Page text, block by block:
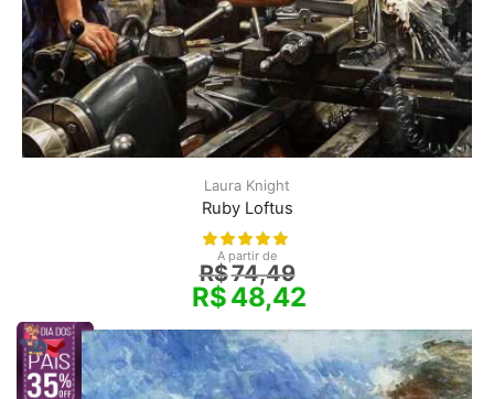
Laura Knight
Ruby Loftus
A partir de
R$74,49
R$48,42